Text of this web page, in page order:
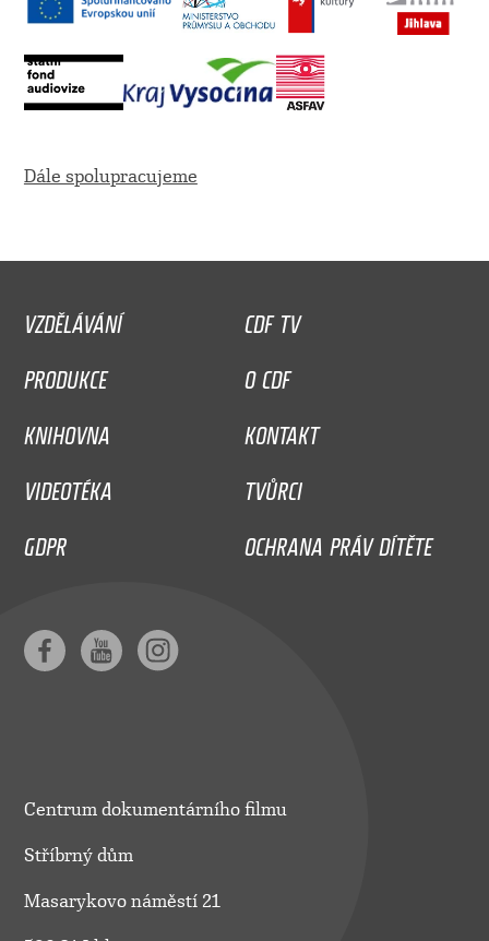
Dále spolupracujeme
VZDĚLÁVÁNÍ
CDF TV
PRODUKCE
O CDF
KNIHOVNA
KONTAKT
VIDEOTÉKA
TVŮRCI
GDPR
OCHRANA PRÁV DÍTĚTE
Centrum dokumentárního filmu
Stříbrný dům
Masarykovo náměstí 21